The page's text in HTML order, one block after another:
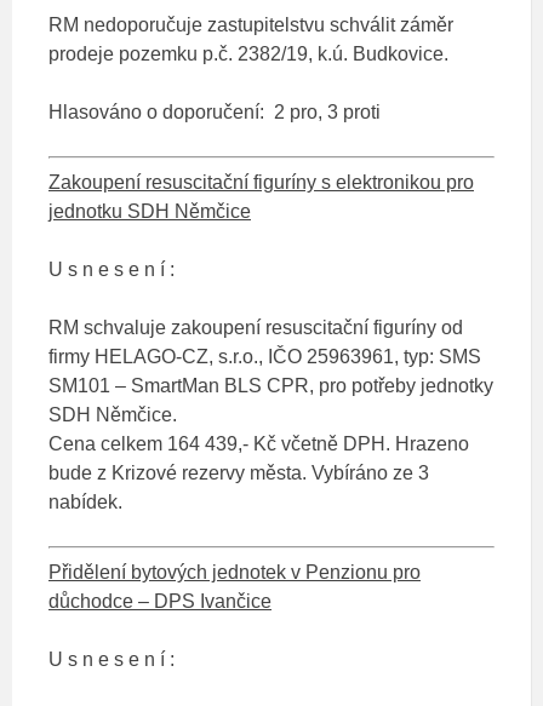
RM nedoporučuje zastupitelstvu schválit záměr
prodeje pozemku p.č. 2382/19, k.ú. Budkovice.
Hlasováno o doporučení: 2 pro, 3 proti
Zakoupení resuscitační figuríny s elektronikou pro
jednotku SDH Němčice
U s n e s e n í :
RM schvaluje zakoupení resuscitační figuríny od
firmy HELAGO-CZ, s.r.o., IČO 25963961, typ: SMS
SM101 – SmartMan BLS CPR, pro potřeby jednotky
SDH Němčice.
Cena celkem 164 439,- Kč včetně DPH. Hrazeno
bude z Krizové rezervy města. Vybíráno ze 3
nabídek.
Přidělení bytových jednotek v Penzionu pro
důchodce – DPS Ivančice
U s n e s e n í :